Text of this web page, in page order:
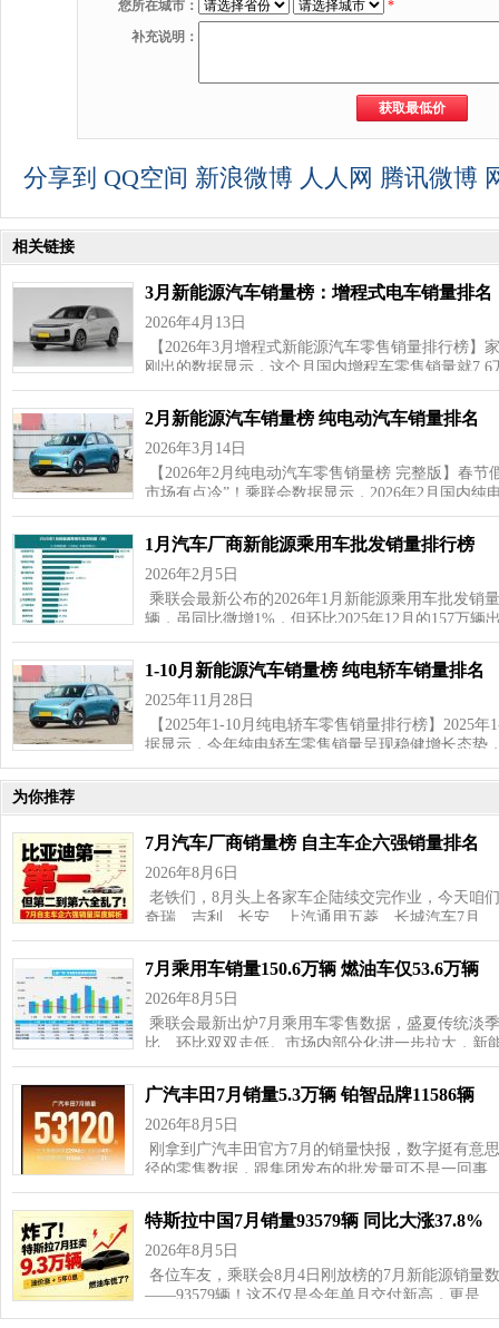
您所在城市：
*
补充说明：
分享到 QQ空间 新浪微博 人人网 腾讯微博
相关链接
3月新能源汽车销量榜：增程式电车销量排名
2026年4月13日
【2026年3月增程式新能源汽车零售销量排行榜】
刚出的数据显示，这个月国内增程车零售销量就
2月新能源汽车销量榜 纯电动汽车销量排名
2026年3月14日
【2026年2月纯电动汽车零售销量榜 完整版】春
市场有点冷”！乘联会数据显示，2026年2月国内纯
1月汽车厂商新能源乘用车批发销量排行榜
2026年2月5日
乘联会最新公布的2026年1月新能源乘用车批发销
辆，虽同比微增1%，但环比2025年12月的157万辆
1-10月新能源汽车销量榜 纯电轿车销量排名
2025年11月28日
【2025年1-10月纯电轿车零售销量排行榜】2025
据显示，今年纯电轿车零售销量呈现稳健增长态势
为你推荐
7月汽车厂商销量榜 自主车企六强销量排名
2026年8月6日
老铁们，8月头上各家车企陆续交完作业，今天
奇瑞、吉利、长安、上汽通用五菱、长城汽车7月…
7月乘用车销量150.6万辆 燃油车仅53.6万辆
2026年8月5日
乘联会最新出炉7月乘用车零售数据，盛夏传统淡
比、环比双双走低。市场内部分化进一步拉大，新
广汽丰田7月销量5.3万辆 铂智品牌11586辆
2026年8月5日
刚拿到广汽丰田官方7月的销量快报，数字挺有
径的零售数据，跟集团发布的批发量可不是一回事
特斯拉中国7月销量93579辆 同比大涨37.8%
2026年8月5日
各位车友，乘联会8月4日刚放榜的7月新能源销量
——93579辆！这不仅是今年单月交付新高，更是…